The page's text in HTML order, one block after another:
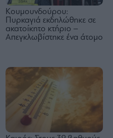
Κουμουνδούρου:
Πυρκαγιά εκδηλώθηκε σε
ακατοίκητο κτήριο –
Απεγκλωβίστηκε ένα άτομο